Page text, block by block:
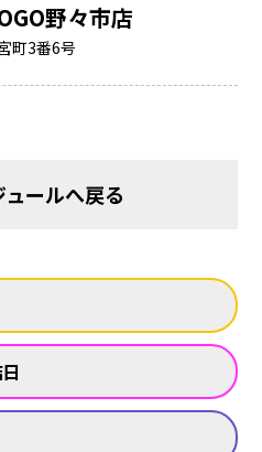
野々市店
町3番6号
ールへ戻る